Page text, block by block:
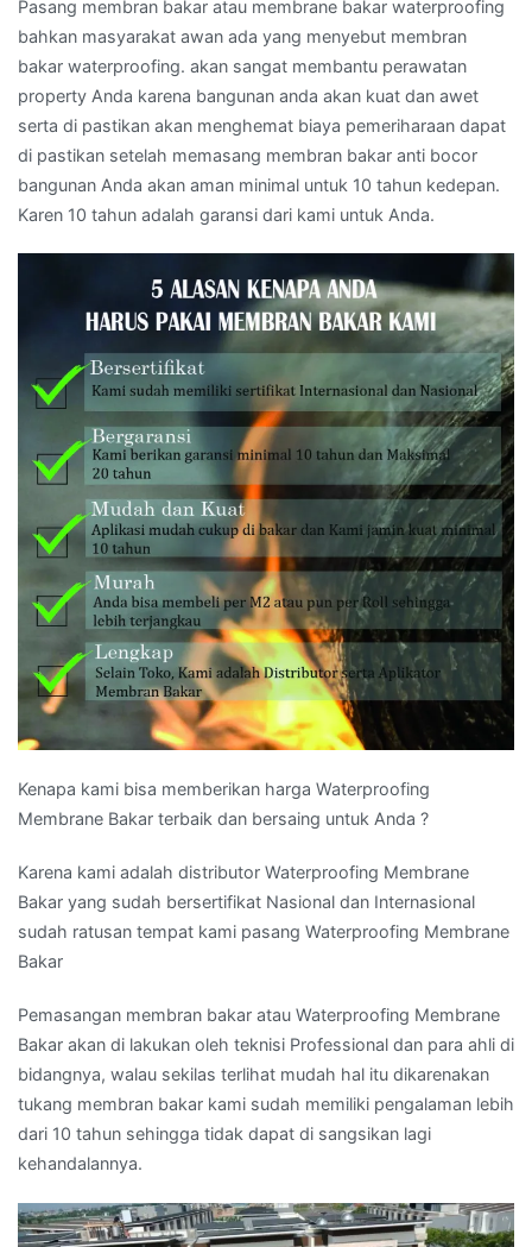
Pasang membran bakar atau membrane bakar waterproofing
bahkan masyarakat awan ada yang menyebut membran
bakar waterproofing. akan sangat membantu perawatan
property Anda karena bangunan anda akan kuat dan awet
serta di pastikan akan menghemat biaya pemeriharaan dapat
di pastikan setelah memasang membran bakar anti bocor
bangunan Anda akan aman minimal untuk 10 tahun kedepan.
Karen 10 tahun adalah garansi dari kami untuk Anda.
Kenapa kami bisa memberikan harga Waterproofing
Membrane Bakar terbaik dan bersaing untuk Anda ?
Karena kami adalah distributor Waterproofing Membrane
Bakar yang sudah bersertifikat Nasional dan Internasional
sudah ratusan tempat kami pasang Waterproofing Membrane
Bakar
Pemasangan membran bakar atau Waterproofing Membrane
Bakar akan di lakukan oleh teknisi Professional dan para ahli di
bidangnya, walau sekilas terlihat mudah hal itu dikarenakan
tukang membran bakar kami sudah memiliki pengalaman lebih
dari 10 tahun sehingga tidak dapat di sangsikan lagi
kehandalannya.